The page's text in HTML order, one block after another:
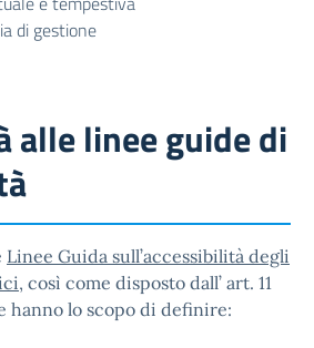
di gestione
alle linee guide di
Linee Guida sull’accessibilità degli
, così come disposto dall’ art. 11
hanno lo scopo di definire: